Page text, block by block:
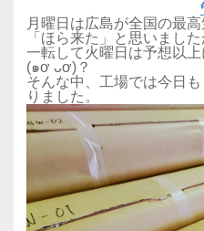
月曜日は広島が全国の最
「ほら来た」と思いました
一転して火曜日は予想以
(๑ơ ᴗơ)？
そんな中、工場では今日
りました。